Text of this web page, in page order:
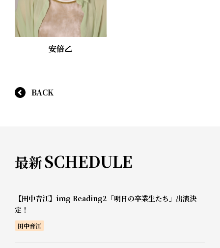
安倍乙
BACK
最新SCHEDULE
【田中音江】img Reading2「明日の卒業生たち」出演決
定！
田中音江